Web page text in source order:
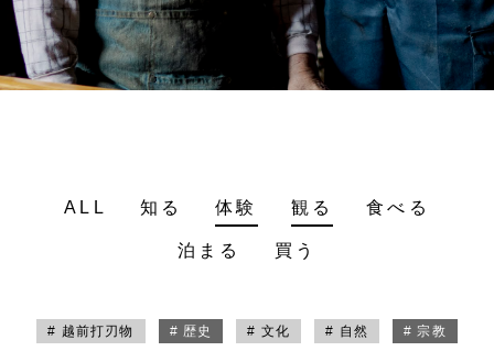
ALL 知る 体験 観る 食べる
泊まる 買う
# 越前打刃物 # 歴史 # 文化 # 自然 # 宗教